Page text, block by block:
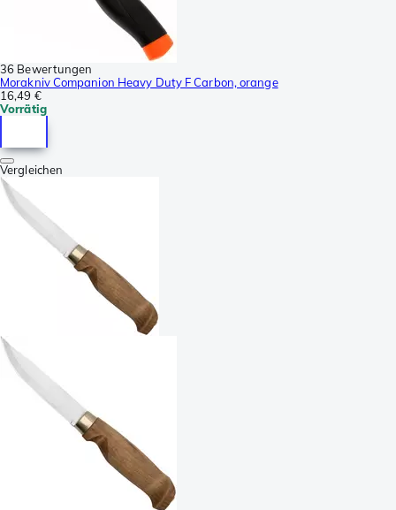
36 Bewertungen
Morakniv Companion Heavy Duty F Carbon, orange
16,49 €
Vorrätig
Vergleichen